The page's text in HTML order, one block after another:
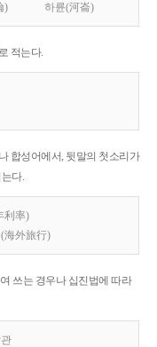
) 하륜(河崙)
적는다.
합성어에서, 뒷말의 첫소리가
는다.
利率)
海外旅行)
쓰는 경우나 십진법에 따라